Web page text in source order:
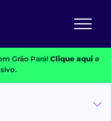
Grão Pará! Clique aquie